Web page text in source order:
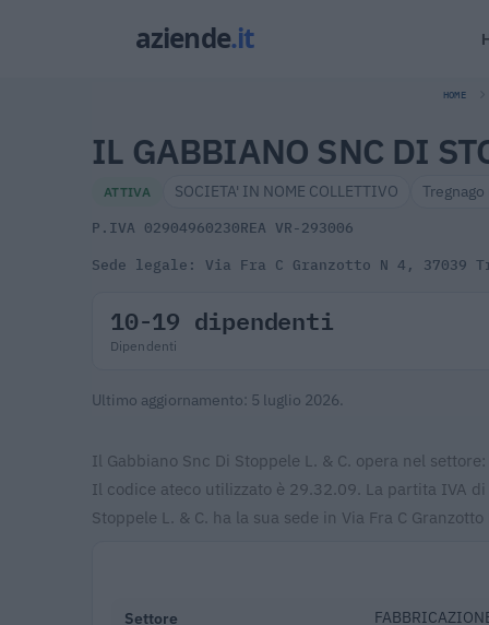
HOME
IL GABBIANO SNC DI
ATTIVA SOCIETA' IN NOME COLLETTIVO Tregnago
P.IVA 02904960230REA VR-293006
Sede legale: Via Fra C Granzotto N 4, 37039
10-19 dipendenti
Dipendenti
Ultimo aggiornamento: 5 luglio 2026.
Il Gabbiano Snc Di Stoppele L. & C. opera nel
Il codice ateco utilizzato è 29.32.09. La partita IVA
Stoppele L. & C. ha la sua sede in Via Fra C
Settore